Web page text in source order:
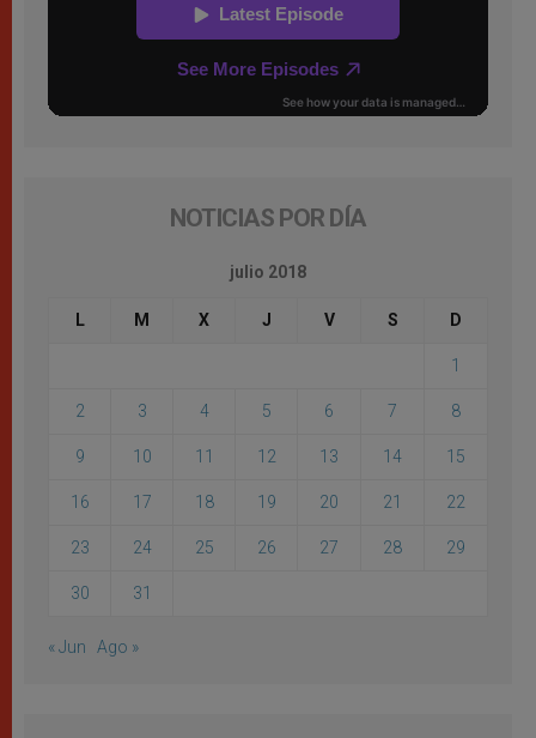
NOTICIAS POR DÍA
julio 2018
L M X J V S D
1
2 3 4 5 6 7 8
9 10 11 12 13 14 15
16 17 18 19 20 21 22
23 24 25 26 27 28 29
30 31
« Jun Ago »